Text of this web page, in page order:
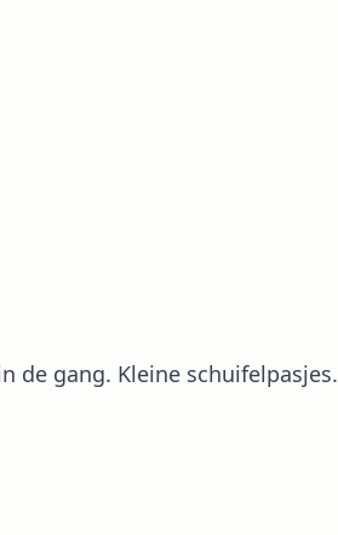
de gang. Kleine schuifelpasjes.